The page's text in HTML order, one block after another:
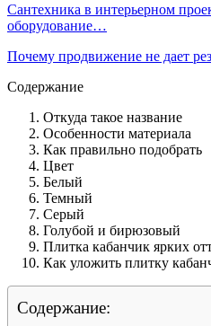
Сантехника в интерьерном
оборудование…
Почему продвижение не дает
Содержание
Откуда такое название
Особенности материала
Как правильно подобрать
Цвет
Белый
Темный
Серый
Голубой и бирюзовый
Плитка кабанчик ярких
Как уложить плитку
Содержание: